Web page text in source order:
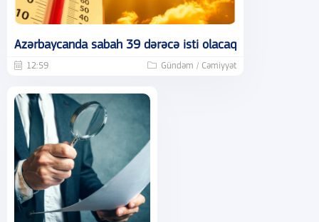
Azərbaycanda sabah 39 dərəcə isti olacaq
12:59 Gündəm / Cəmiyyət